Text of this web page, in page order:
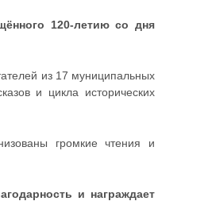
120-летию со дня
из 17 муниципальных
и цикла исторических
громкие чтения и
и награждает